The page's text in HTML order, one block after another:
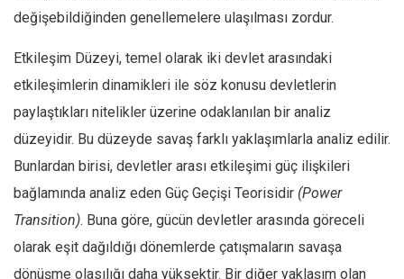
değişebildiğinden genellemelere ulaşılması zordur.
Etkileşim Düzeyi, temel olarak iki devlet arasındaki
etkileşimlerin dinamikleri ile söz konusu devletlerin
paylaştıkları nitelikler üzerine odaklanılan bir analiz
düzeyidir. Bu düzeyde savaş farklı yaklaşımlarla analiz edilir.
Bunlardan birisi, devletler arası etkileşimi güç ilişkileri
bağlamında analiz eden Güç Geçişi Teorisidir (Power
Transition). Buna göre, gücün devletler arasında göreceli
olarak eşit dağıldığı dönemlerde çatışmaların savaşa
dönüşme olasılığı daha yüksektir. Bir diğer yaklaşım olan